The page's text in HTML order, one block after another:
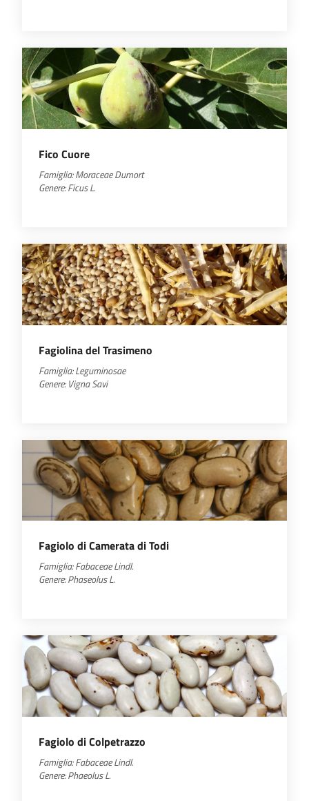
Fico Cuore
Famiglia:MoraceaeDumort
Genere:FicusL.
Fagiolina del Trasimeno
Famiglia: Leguminosae
Genere:VignaSavi
Fagiolo di Camerata di Todi
Famiglia:FabaceaeLindl.
Genere:PhaseolusL.
Fagiolo di Colpetrazzo
Famiglia:FabaceaeLindl.
Genere:PhaeolusL.